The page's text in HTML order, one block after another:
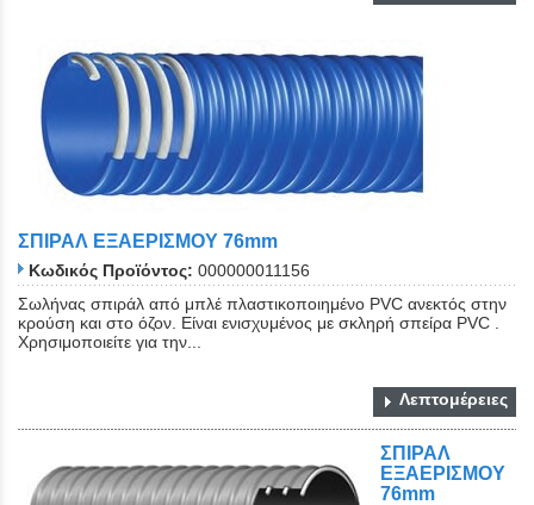
ΣΠΙΡΑΛ ΕΞΑΕΡΙΣΜΟΥ 76mm
Κωδικός Προϊόντος: 000000011156
Σωλήνας σπιράλ από μπλέ πλαστικοποιημένο PVC ανεκτός στην
κρούση και στο όζον. Είναι ενισχυμένος με σκληρή σπείρα PVC .
Χρησιμοποιείτε για την...
Λεπτομέρειες
ΣΠΙΡΑΛ
ΕΞΑΕΡΙΣΜΟΥ
76mm